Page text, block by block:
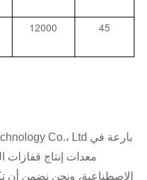
12000 45
معدات إنتاج قفازات
الاصطناعية، ونحن نضمن أن